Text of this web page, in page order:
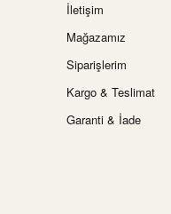
İletişim
Mağazamız
Siparişlerim
Kargo & Teslimat
Garanti & İade